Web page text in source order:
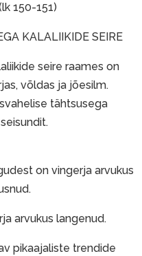
150-151)
KALALIIKIDE SEIRE
seire raames on
võldas ja jõesilm.
tähtsusega
on vingerja arvukus
arvukus langenud.
pikaajaliste trendide